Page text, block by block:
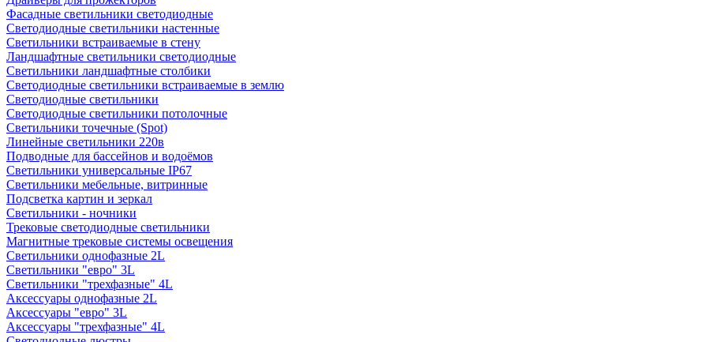
Фасадные светильники светодиодные
Светодиодные светильники настенные
Светильники встраиваемые в стену
Ландшафтные светильники светодиодные
Светильники ландшафтные столбики
Светодиодные светильники встраиваемые в землю
Светодиодные светильники
Светодиодные светильники потолочные
Светильники точечные (Spot)
Линейные светильники 220в
Подводные для бассейнов и водоёмов
Светильники универсальные IP67
Светильники мебельные, витринные
Подсветка картин и зеркал
Светильники - ночники
Трековые светодиодные светильники
Магнитные трековые системы освещения
Светильники однофазные 2L
Светильники "евро" 3L
Светильники "трехфазные" 4L
Аксессуары однофазные 2L
Аксессуары "евро" 3L
Аксессуары "трехфазные" 4L